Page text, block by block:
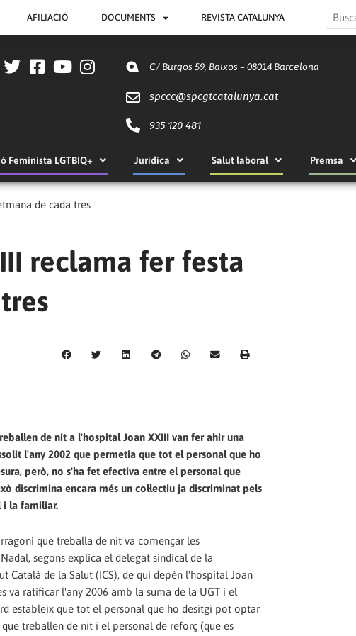
AFILIACIÓ DOCUMENTS REVISTA CATALUNYA Search
C/ Burgos 59, Baixos – 08014 Barcelona
spccc@spcgtcatalunya.cat
935 120 481
Feminista LGTBIQ+ Jurídica Salut laboral Premsa
de cada tres
reclama fer festa
de nit a l'hospital Joan XXIII van fer ahir una
l'any 2002 que permetia que tot el personal que ho
però, no s'ha fet efectiva entre el personal que
discrimina encara més un col·lectiu ja discriminat pels
i la familiar.
que treballa de nit va començar les
segons explica el delegat sindical de la
Català de la Salut (ICS), de qui depèn l'hospital Joan
va ratificar l'any 2006 amb la suma de la UGT i el
estableix que tot el personal que ho desitgi pot optar
treballen de nit i el personal de reforç (que es